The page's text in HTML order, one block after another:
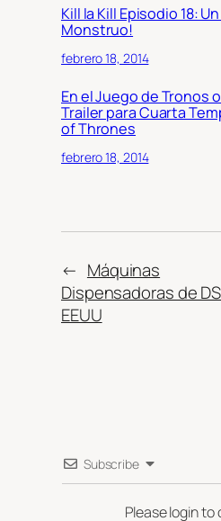
Kill la Kill Episodio 18:
Monstruo!
febrero 18, 2014
En el Juego de Tronos
Trailer para Cuarta
of Thrones
febrero 18, 2014
← Máquinas
Dispensadoras de
EEUU
Subscribe
Please login